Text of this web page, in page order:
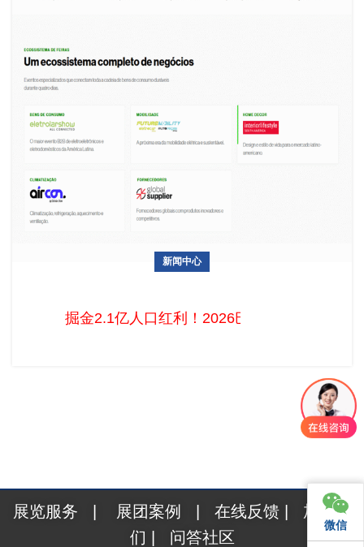
新闻中心
掘金2.1亿人口红利！2026巴西电子家电展终
微信
微信
展览服务 展团案例 在线反馈| 加入我
们
问答社区